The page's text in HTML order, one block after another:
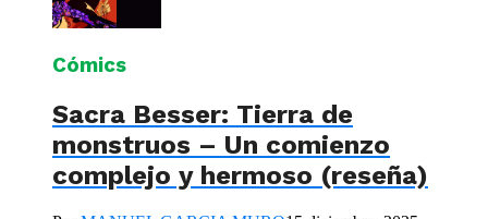
Cómics
Sacra Besser: Tierra de
monstruos – Un comienzo
complejo y hermoso (reseña)